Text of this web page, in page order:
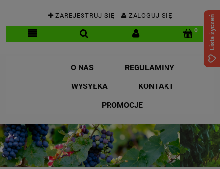
ZAREJESTRUJ SIĘ ZALOGUJ SIĘ
O NAS
REGULAMINY
WYSYŁKA
KONTAKT
PROMOCJE
Lista życzeń